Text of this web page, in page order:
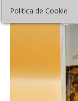
Politica de Cookie